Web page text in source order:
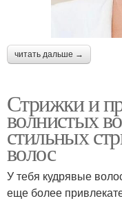
читать дальше →
Стрижки и
волнистых
стильных
волос
У тебя кудрявые
еще более